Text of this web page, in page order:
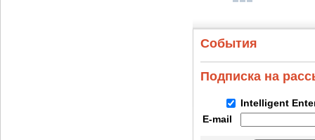
События
Подписка на
Intelligent
E-mail